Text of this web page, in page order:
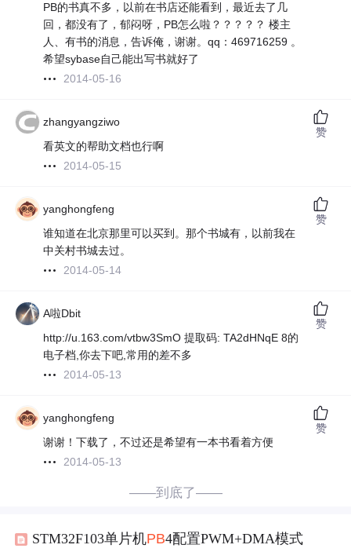
PB的书真不多，以前在书店还能看到，最近去了几
回，都没有了，郁闷呀，PB怎么啦？？？？？ 楼主
人、有书的消息，告诉俺，谢谢。qq：469716259 。
希望sybase自己能出写书就好了
2014-05-16
zhangyangziwo
看英文的帮助文档也行啊
2014-05-15
赞
yanghongfeng
谁知道在北京那里可以买到。那个书城有，以前我在
中关村书城去过。
2014-05-14
赞
A啦Dbit
http://u.163.com/vtbw3SmO 提取码: TA2dHNqE 8的
电子档,你去下吧,常用的差不多
2014-05-13
赞
yanghongfeng
谢谢！下载了，不过还是希望有一本书看着方便
2014-05-13
赞
——到底了——
STM32F103单片机PB4配置PWM+DMA模式